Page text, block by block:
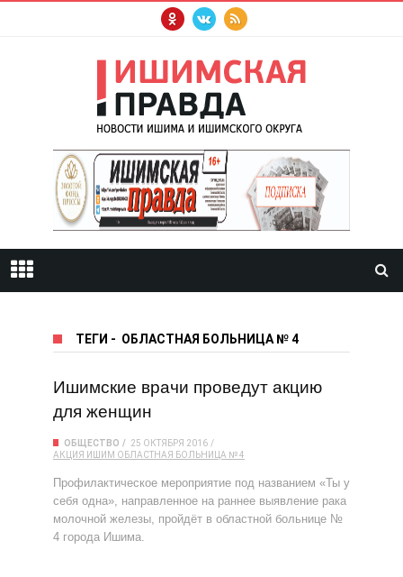
ТЕГИ - ОБЛАСТНАЯ БОЛЬНИЦА № 4
Ишимские врачи проведут акцию
для женщин
ОБЩЕСТВО
25 ОКТЯБРЯ 2016
АКЦИЯ ИШИМ ОБЛАСТНАЯ БОЛЬНИЦА № 4
Профилактическое мероприятие под названием «Ты у
себя одна», направленное на раннее выявление рака
молочной железы, пройдёт в областной больнице №
4 города Ишима.